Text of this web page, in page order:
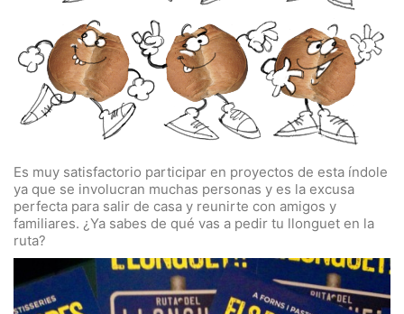
Es muy satisfactorio participar en proyectos de esta índole
ya que se involucran muchas personas y es la excusa
perfecta para salir de casa y reunirte con amigos y
familiares. ¿Ya sabes de qué vas a pedir tu llonguet en la
ruta?